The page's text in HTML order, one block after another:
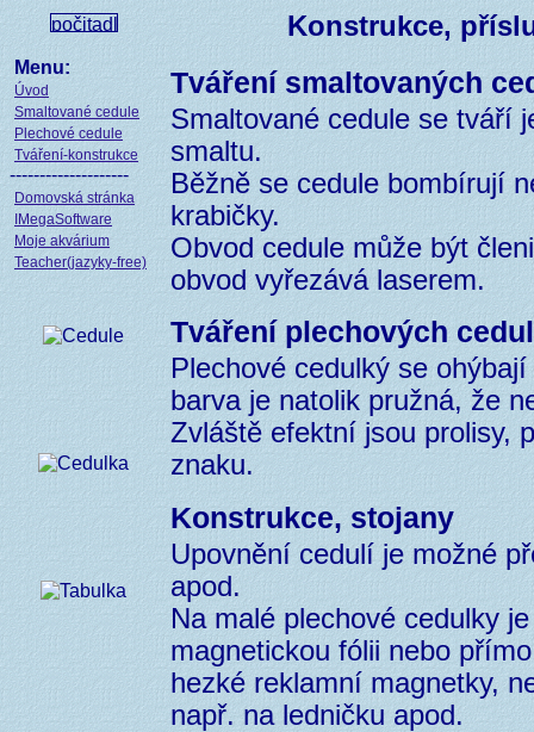
Menu:
Úvod
Smaltované cedule
Plechové cedule
Tváření-konstrukce
--------------------
Domovská stránka
IMegaSoftware
Moje akvárium
Teacher(jazyky-free)
Konstrukce,
Tváření smaltovaných
Smaltované cedule se tváří
smaltu.
Běžně se cedule bombírují
krabičky.
Obvod cedule může být
obvod vyřezává laserem.
Tváření plechových
Plechové cedulký se
barva je natolik pružná, že
Zvláště efektní jsou prolisy,
znaku.
Konstrukce, stojany
Upovnění cedulí je možné
apod.
Na malé plechové cedulky
magnetickou fólii nebo
hezké reklamní magnetky,
např. na ledničku apod.